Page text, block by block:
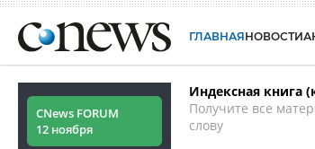
ГЛАВНАЯНОВОСТИ
CNews FORUM
12 ноября
Индексная книга
Получите все
слову